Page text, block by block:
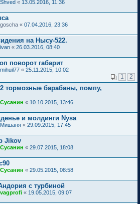
Shved « 13.05.2016, 11:36
goscha « 07.04.2016, 23:36
на Нысу-522.
ivan « 26.03.2016, 08:40
поворот габарит
mihuil77 « 25.11.2015, 10:02
1 2
тормозные барабаны, помпу,
Сусанин « 10.10.2015, 13:46
и молдинги Nysa
Мишаня « 29.09.2015, 17:45
Jikov
Сусанин « 29.07.2015, 18:08
Сусанин « 29.05.2015, 08:58
с турбиной
vagprofi « 19.05.2015, 09:07